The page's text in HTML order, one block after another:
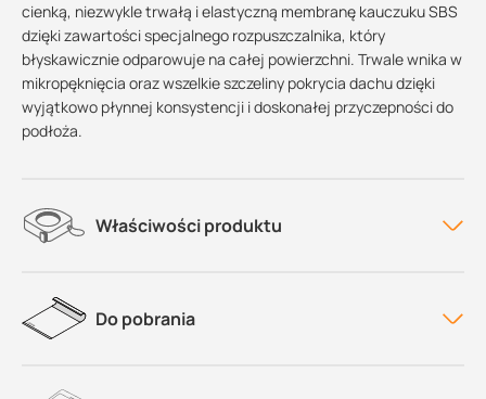
cienką, niezwykle trwałą i elastyczną membranę kauczuku SBS
dzięki zawartości specjalnego rozpuszczalnika, który
błyskawicznie odparowuje na całej powierzchni. Trwale wnika w
mikropęknięcia oraz wszelkie szczeliny pokrycia dachu dzięki
wyjątkowo płynnej konsystencji i doskonałej przyczepności do
podłoża.
Właściwości produktu
Do pobrania